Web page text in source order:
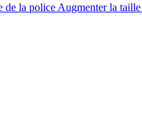
de la police Augmenter la